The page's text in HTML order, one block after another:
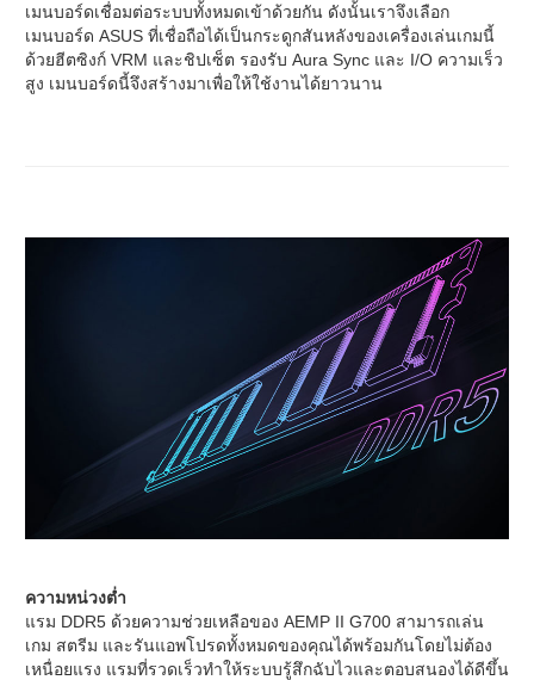
เมนบอร์ดเชื่อมต่อระบบทั้งหมดเข้าด้วยกัน ดังนั้นเราจึงเลือก
เมนบอร์ด ASUS ที่เชื่อถือได้เป็นกระดูกสันหลังของเครื่องเล่นเกมนี้
ด้วยฮีตซิงก์ VRM และชิปเซ็ต รองรับ Aura Sync และ I/O ความเร็ว
สูง เมนบอร์ดนี้จึงสร้างมาเพื่อให้ใช้งานได้ยาวนาน
ความหน่วงต่ำ
แรม DDR5 ด้วยความช่วยเหลือของ AEMP II G700 สามารถเล่น
เกม สตรีม และรันแอพโปรดทั้งหมดของคุณได้พร้อมกันโดยไม่ต้อง
เหนื่อยแรง แรมที่รวดเร็วทำให้ระบบรู้สึกฉับไวและตอบสนองได้ดีขึ้น